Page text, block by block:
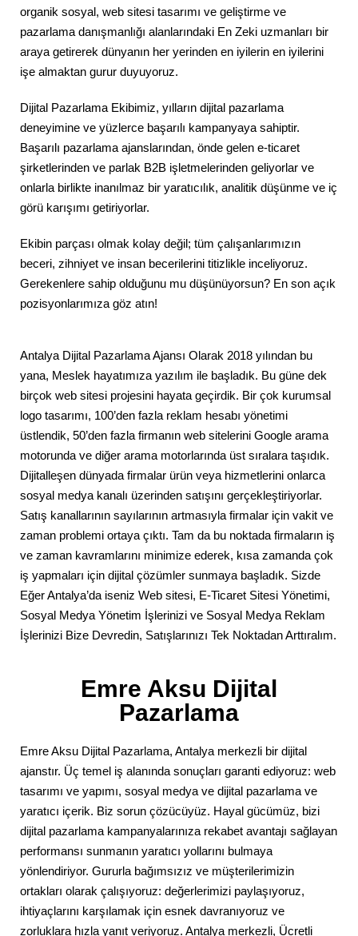
organik sosyal, web sitesi tasarımı ve geliştirme ve
pazarlama danışmanlığı alanlarındaki En Zeki uzmanları bir
araya getirerek dünyanın her yerinden en iyilerin en iyilerini
işe almaktan gurur duyuyoruz.
Dijital Pazarlama Ekibimiz, yılların dijital pazarlama
deneyimine ve yüzlerce başarılı kampanyaya sahiptir.
Başarılı pazarlama ajanslarından, önde gelen e-ticaret
şirketlerinden ve parlak B2B işletmelerinden geliyorlar ve
onlarla birlikte inanılmaz bir yaratıcılık, analitik düşünme ve iç
görü karışımı getiriyorlar.
Ekibin parçası olmak kolay değil; tüm çalışanlarımızın
beceri, zihniyet ve insan becerilerini titizlikle inceliyoruz.
Gerekenlere sahip olduğunu mu düşünüyorsun? En son açık
pozisyonlarımıza göz atın!
Antalya Dijital Pazarlama Ajansı Olarak 2018 yılından bu
yana, Meslek hayatımıza yazılım ile başladık. Bu güne dek
birçok web sitesi projesini hayata geçirdik. Bir çok kurumsal
logo tasarımı, 100’den fazla reklam hesabı yönetimi
üstlendik, 50’den fazla firmanın web sitelerini Google arama
motorunda ve diğer arama motorlarında üst sıralara taşıdık.
Dijitalleşen dünyada firmalar ürün veya hizmetlerini onlarca
sosyal medya kanalı üzerinden satışını gerçekleştiriyorlar.
Satış kanallarının sayılarının artmasıyla firmalar için vakit ve
zaman problemi ortaya çıktı. Tam da bu noktada firmaların iş
ve zaman kavramlarını minimize ederek, kısa zamanda çok
iş yapmaları için dijital çözümler sunmaya başladık. Sizde
Eğer Antalya’da iseniz Web sitesi, E-Ticaret Sitesi Yönetimi,
Sosyal Medya Yönetim İşlerinizi ve Sosyal Medya Reklam
İşlerinizi Bize Devredin, Satışlarınızı Tek Noktadan Arttıralım.
Emre Aksu Dijital
Pazarlama
Emre Aksu Dijital Pazarlama, Antalya merkezli bir dijital
ajanstır. Üç temel iş alanında sonuçları garanti ediyoruz: web
tasarımı ve yapımı, sosyal medya ve dijital pazarlama ve
yaratıcı içerik. Biz sorun çözücüyüz. Hayal gücümüz, bizi
dijital pazarlama kampanyalarınıza rekabet avantajı sağlayan
performansı sunmanın yaratıcı yollarını bulmaya
yönlendiriyor. Gururla bağımsızız ve müşterilerimizin
ortakları olarak çalışıyoruz: değerlerimizi paylaşıyoruz,
ihtiyaçlarını karşılamak için esnek davranıyoruz ve
zorluklara hızla yanıt veriyoruz. Antalya merkezli, Ücretli